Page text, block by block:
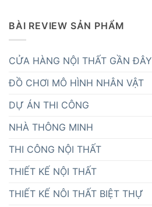
BÀI REVIEW SẢN PHẨM
CỬA HÀNG NỘI THẤT GẦN ĐÂY
ĐỒ CHƠI MÔ HÌNH NHÂN VẬT
DỰ ÁN THI CÔNG
NHÀ THÔNG MINH
THI CÔNG NỘI THẤT
THIẾT KẾ NỘI THẤT
THIẾT KẾ NÔI THẤT BIỆT THỰ